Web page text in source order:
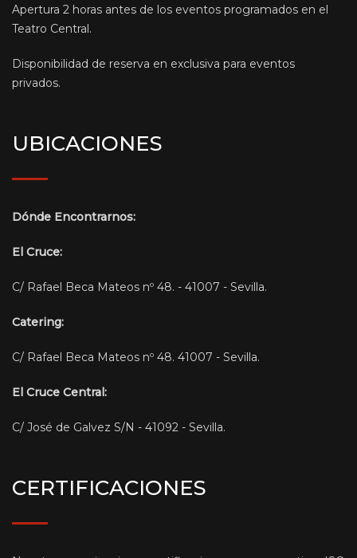
Apertura 2 horas antes de los eventos programados en el
Teatro Central.
Disponibilidad de reserva en exclusiva para eventos
privados.
UBICACIONES
Dónde Encontrarnos:
El Cruce:
C/ Rafael Beca Mateos nº 48. - 41007 - Sevilla.
Catering:
C/ Rafael Beca Mateos nº 48. 41007 - Sevilla.
El Cruce Central:
C/ José de Galvez S/N - 41092 - Sevilla.
CERTIFICACIONES